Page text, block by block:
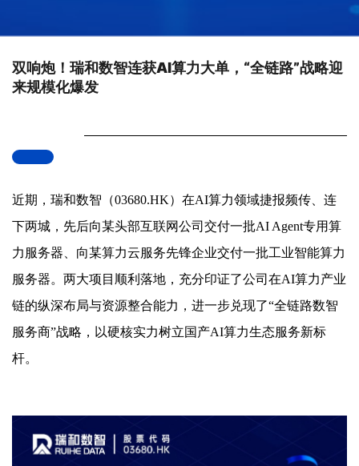
双响炮！瑞和数智连获AI算力大单，“全链路”战略迎
来规模化爆发
近期，瑞和数智（03680.HK）在AI算力领域捷报频传、连
下两城，先后向某头部互联网公司交付一批AI Agent专用算
力服务器
向某算力云服务先锋企业交付一批工业智能算力
服务器。两大项目顺利落地，充分印证了公司在AI算力产业
链的纵深布局与资源整合能力，进一步兑现了“全链路数智
服务商”战略，以硬核实力树立国产AI算力生态服务新标
杆。